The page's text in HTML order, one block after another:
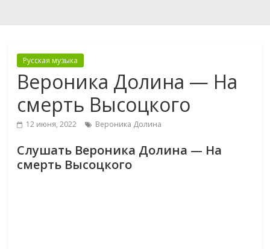
Русская музыка
Вероника Долина — На
смерть Высоцкого
12 июня, 2022 Вероника Долина
Слушать Вероника Долина — На
смерть Высоцкого